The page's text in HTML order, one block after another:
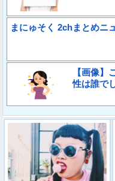
まにゅそく 2chまとめニ
【画像】
性は誰で